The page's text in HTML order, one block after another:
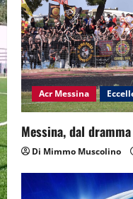
Acr Messina
Messina, dal
Di Mimmo Muscolino